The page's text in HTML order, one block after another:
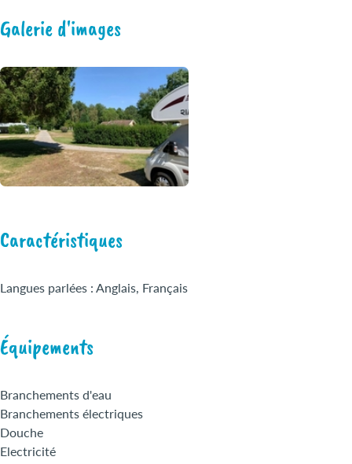
Galerie d'images
Caractéristiques
Langues parlées : Anglais, Français
Équipements
Branchements d'eau
Branchements électriques
Douche
Electricité